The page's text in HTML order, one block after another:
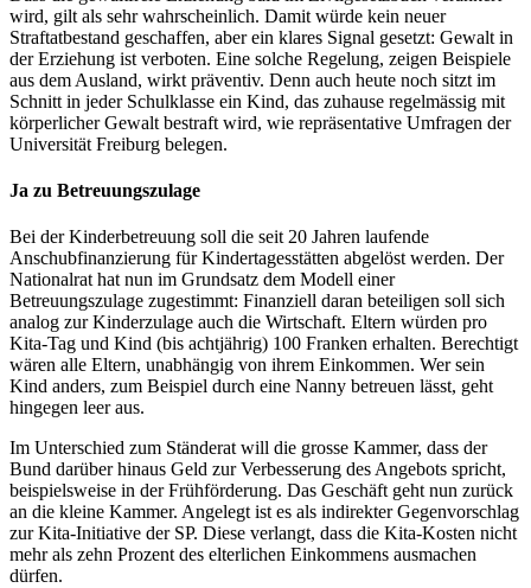
wird, gilt als sehr wahrscheinlich. Damit würde kein neuer
Straftatbestand geschaffen, aber ein klares Signal gesetzt: Gewalt in
der Erziehung ist verboten. Eine solche Regelung, zeigen Beispiele
aus dem Ausland, wirkt präventiv. Denn auch heute noch sitzt im
Schnitt in jeder Schulklasse ein Kind, das zuhause regelmässig mit
körperlicher Gewalt bestraft wird, wie repräsentative Umfragen der
Universität Freiburg belegen.
Ja zu Betreuungszulage
Bei der Kinderbetreuung soll die seit 20 Jahren laufende
Anschubfinanzierung für Kindertagesstätten abgelöst werden. Der
Nationalrat hat nun im Grundsatz dem Modell einer
Betreuungszulage zugestimmt: Finanziell daran beteiligen soll sich
analog zur Kinderzulage auch die Wirtschaft. Eltern würden pro
Kita-Tag und Kind (bis achtjährig) 100 Franken erhalten. Berechtigt
wären alle Eltern, unabhängig von ihrem Einkommen. Wer sein
Kind anders, zum Beispiel durch eine Nanny betreuen lässt, geht
hingegen leer aus.
Im Unterschied zum Ständerat will die grosse Kammer, dass der
Bund darüber hinaus Geld zur Verbesserung des Angebots spricht,
beispielsweise in der Frühförderung. Das Geschäft geht nun zurück
an die kleine Kammer. Angelegt ist es als indirekter Gegenvorschlag
zur Kita-Initiative der SP. Diese verlangt, dass die Kita-Kosten nicht
mehr als zehn Prozent des elterlichen Einkommens ausmachen
dürfen.